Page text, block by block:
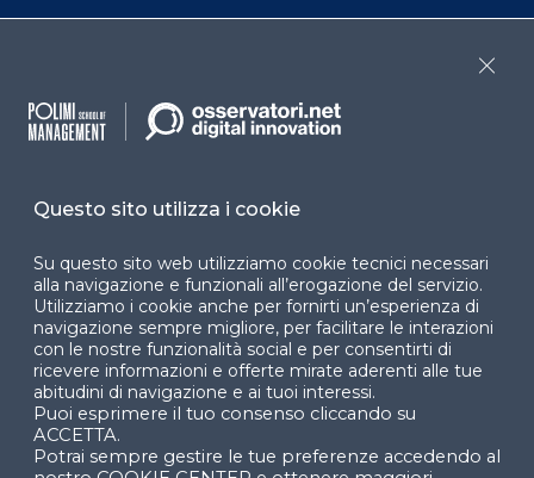
accessibilità
Facebook LinkedIn
YouTube X
Questo sito utilizza i cookie
Su questo sito web utilizziamo cookie tecnici necessari
alla navigazione e funzionali all’erogazione del servizio.
Utilizziamo i cookie anche per fornirti un’esperienza di
navigazione sempre migliore, per facilitare le interazioni
con le nostre funzionalità social e per consentirti di
ricevere informazioni e offerte mirate aderenti alle tue
abitudini di navigazione e ai tuoi interessi.
Puoi esprimere il tuo consenso cliccando su
ACCETTA.
Potrai sempre gestire le tue preferenze accedendo al